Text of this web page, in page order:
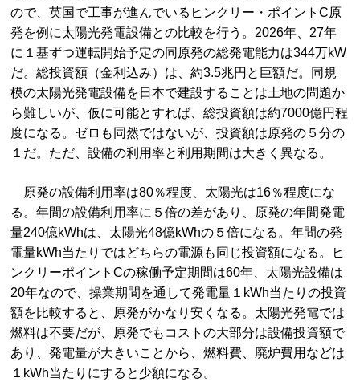
ので、英国で工事が進んでいるヒンクリー・ポイントC原
発を例に太陽光発電設備との比較を行う。2026年、27年
に１基ずつ運転開始予定の同原発の総発電能力は344万kW
だ。総投資額（金利込み）は、約3.5兆円と巨額だ。同規
模の太陽光発電設備を日本で建設することは土地の問題か
ら難しいが、仮に可能とすれば、総投資額は約7000億円程
度になる。ゼロも同然ではないが、投資額は原発の５分の
１だ。ただ、設備の利用率と利用期間は大きく異なる。
原発の設備利用率は80％程度、太陽光は16％程度にな
る。年間の設備利用率に５倍の差があり、原発の年間発電
量240億kWhは、太陽光48億kWhの５倍になる。年間の発
電量kWh当たりではどちらの電源も同じ投資額になる。ヒ
ンクリーポイントCの稼働予定期間は60年、太陽光設備は
20年なので、操業期間を通して発電量１kWh当たりの投資
額を比較すると、原発がかなり安くなる。太陽光発電では
燃料は不要だが、原発でもコストの大部分は設備投資額で
あり、発電量が大きいことから、燃料費、廃炉費用などは
１kWh当たりにすると少額になる。